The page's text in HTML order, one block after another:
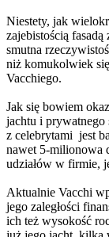
Niestety, jak
zajebistością
smutna
niż komukolwiek
Vacchiego.
Jak się bowiem
jachtu i prywatnego
z celebrytami jest
nawet 5-milionowa
udziałów w firmie,
Aktualnie Vacchi
jego zaległości
ich też wysokość